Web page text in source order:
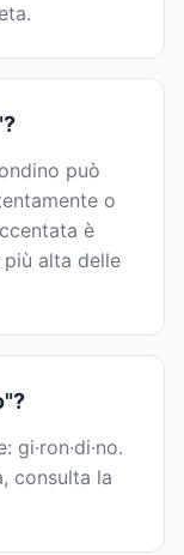
può
o
è
alta delle
consulta la